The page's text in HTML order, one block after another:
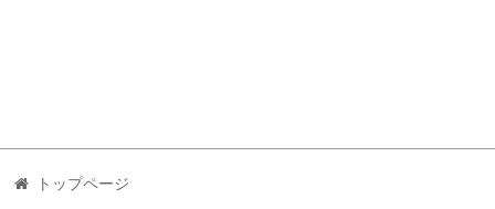
トップページ